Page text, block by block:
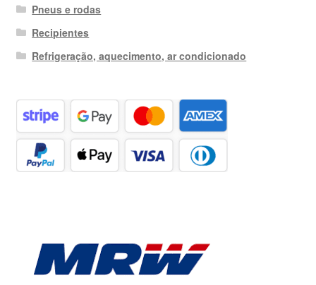
Pneus e rodas
Recipientes
Refrigeração, aquecimento, ar condicionado